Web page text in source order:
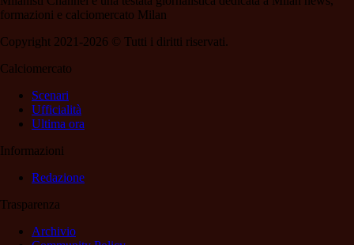
formazioni e calciomercato Milan
Copyright 2021-2026 © Tutti i diritti riservati.
Calciomercato
Scenari
Ufficialità
Ultima ora
Informazioni
Redazione
Trasparenza
Archivio